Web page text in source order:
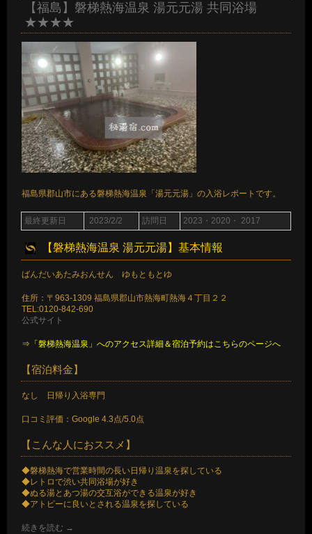
【福島】磐梯熱海温泉 湯元元湯 共同浴場
★★★★
福島県郡山市にある磐梯熱海温泉「湯元元湯」の入浴レポートです。
最終更新日 2023/2/2 訪問日 2023・2020・ 2017
【磐梯熱海温泉 湯元元湯】基本情報
ばんだいあたみおんせん ゆもともとゆ
住所：〒963-1309 福島県郡山市熱海町熱海４丁目２２
TEL:0120-842-690
公式サイト
⇒「磐梯熱海温泉」へのアクセス詳細＆宿泊予約はこちらのページへ
【宿泊料金】
なし 日帰り入浴専門
口コミ評価：Google 4.3点/5.0点
【こんな人におススメ】
◆磐梯熱海で営業時間の長い日帰り温泉を探している
◆レトロで渋い共同浴場が好き
◆ぬる湯とあつ湯の交互浴ができる温泉が好き
◆アトピーに良いとされる温泉を探している
続きを読む →